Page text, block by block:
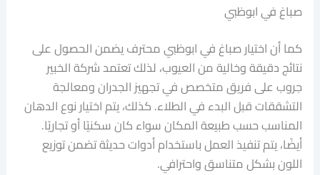
صباغ في ابوظبي
كما أن اختيار صباغ في ابوظبي محترف يضمن الحصول على
نتائج دقيقة وخالية من العيوب، لذلك تعتمد شركة الخبير
جروب على فريق متخصص في تجهيز الجدران ومعالجة
التشققات قبل البدء في الطلاء. كذلك، يتم اختيار نوع الدهان
المناسب حسب طبيعة المكان سواء كان سكنيًا أو تجاريًا.
أيضًا، يتم تنفيذ العمل باستخدام أدوات حديثة تضمن توزيع
اللون بشكل متناسق واحترافي.